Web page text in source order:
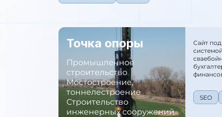
Точка опоры
Промышленное
строительство
Мостостроение,
тоннелестроение
Строительство
инженерных сооружений
Сайт
SEO